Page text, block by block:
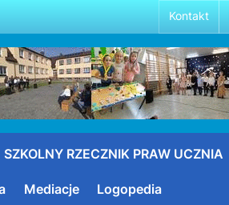
Kontakt
SZKOLNY RZECZNIK PRAW UCZNIA
Mediacje Logopedia